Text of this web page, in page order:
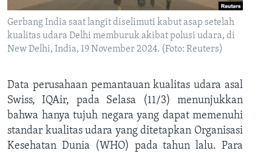
Gerbang India saat langit diselimuti kabut asap setelah
kualitas udara Delhi memburuk akibat polusi udara, di
New Delhi, India, 19 November 2024. (Foto: Reuters)
Data perusahaan pemantauan kualitas udara asal
Swiss, IQAir, pada Selasa (11/3) menunjukkan
bahwa hanya tujuh negara yang dapat memenuhi
standar kualitas udara yang ditetapkan Organisasi
Kesehatan Dunia (WHO) pada tahun lalu. Para